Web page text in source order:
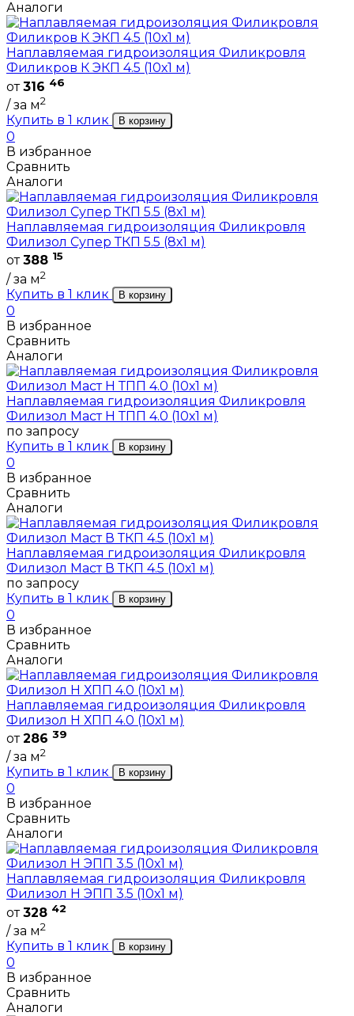
Аналоги
Наплавляемая гидроизоляция Филикровля
Филикров К ЭКП 4.5 (10х1 м)
от316 46
/ за м2
Купить в 1 клик В корзину
0
В избранное
Сравнить
Аналоги
Наплавляемая гидроизоляция Филикровля
Филизол Супер ТКП 5.5 (8х1 м)
от388 15
/ за м2
Купить в 1 клик В корзину
0
В избранное
Сравнить
Аналоги
Наплавляемая гидроизоляция Филикровля
Филизол Маст Н ТПП 4.0 (10х1 м)
по запросу
Купить в 1 клик
В корзину
0
В избранное
Сравнить
Аналоги
Наплавляемая гидроизоляция Филикровля
Филизол Маст В ТКП 4.5 (10х1 м)
по запросу
Купить в 1 клик
В корзину
0
В избранное
Сравнить
Аналоги
Наплавляемая гидроизоляция Филикровля
Филизол Н ХПП 4.0 (10х1 м)
от286 39
/ за м2
Купить в 1 клик В корзину
0
В избранное
Сравнить
Аналоги
Наплавляемая гидроизоляция Филикровля
Филизол Н ЭПП 3.5 (10х1 м)
от328 42
/ за м2
Купить в 1 клик В корзину
0
В избранное
Сравнить
Аналоги